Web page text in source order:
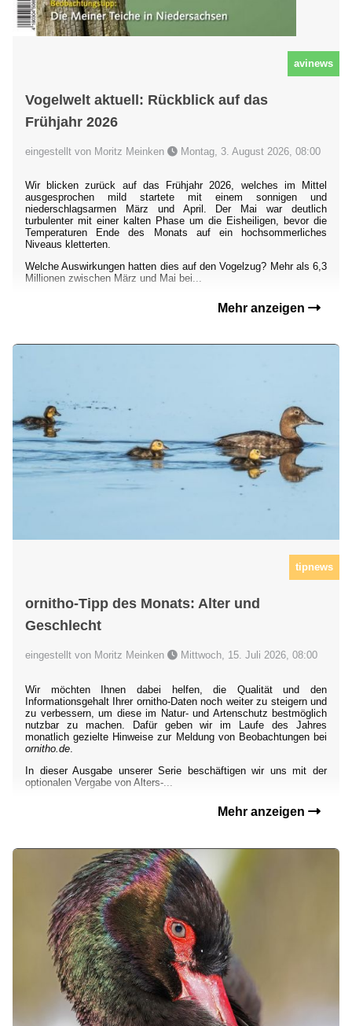
avinews
Vogelwelt aktuell: Rückblick auf das
Frühjahr 2026
eingestellt von Moritz Meinken Montag, 3. August 2026, 08:00
Wir blicken zurück auf das Frühjahr 2026, welches im Mittel
ausgesprochen mild startete mit einem sonnigen und
niederschlagsarmen März und April. Der Mai war deutlich
turbulenter mit einer kalten Phase um die Eisheiligen, bevor die
Temperaturen Ende des Monats auf ein hochsommerliches
Niveaus kletterten.
Welche Auswirkungen hatten dies auf den Vogelzug? Mehr als 6,3
Millionen zwischen März und Mai bei...
Mehr anzeigen
tipnews
ornitho-Tipp des Monats: Alter und
Geschlecht
eingestellt von Moritz Meinken Mittwoch, 15. Juli 2026, 08:00
Wir möchten Ihnen dabei helfen, die Qualität und den
Informationsgehalt Ihrer ornitho-Daten noch weiter zu steigern und
zu verbessern, um diese im Natur- und Artenschutz bestmöglich
nutzbar zu machen. Dafür geben wir im Laufe des Jahres
monatlich gezielte Hinweise zur Meldung von Beobachtungen bei
ornitho.de.
In dieser Ausgabe unserer Serie beschäftigen wir uns mit der
optionalen Vergabe von Alters-...
Mehr anzeigen